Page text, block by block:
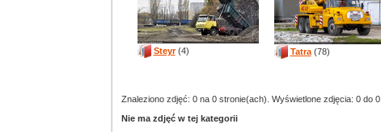
Steyr(4) Tatra(78)
Znaleziono zdjęć: 0 na 0 stronie(ach). Wyświetlone zdjęcia: 0 do 0.
Nie ma zdjęć w tej kategorii